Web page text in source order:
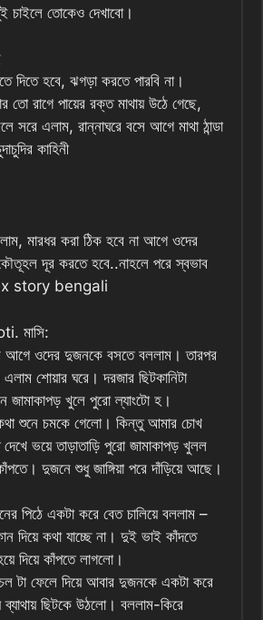
চাইলে তোকেও দেখাবো।
দিতে হবে, ঝগড়া করতে পারবি না।
রাগে পায়ের রক্ত মাথায় উঠে গেছে,
সরে এলাম, রান্নাঘরে বসে আগে মাথা ঠান্ডা
কাহিনী
মারধর করা ঠিক হবে না আগে ওদের
দূর করতে হবে..নাহলে পরে স্বভাব
sex story bengali
মাসি:
আগে ওদের দুজনকে বসতে বললাম। তারপর
শোয়ার ঘরে। দরজার ছিটকানিটা
খুলে পুরো ল্যাংটো হ।
শুনে চমকে গেলো। কিন্তু আমার চোখ
ভয়ে তাড়াতাড়ি পুরো জামাকাপড় খুলল
দুজনে শুধু জাঙ্গিয়া পরে দাঁড়িয়ে আছে।
পিঠে একটা করে বেত চালিয়ে বললাম –
দিয়ে কথা যাচ্ছে না। দুই ভাই কাঁদতে
দিয়ে কাঁপতে লাগলো।
টা ফেলে দিয়ে আবার দুজনকে একটা করে
ছিটকে উঠলো। বললাম-কিরে